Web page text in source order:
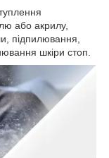
або акрилу,
підпилювання,
шкіри стоп.